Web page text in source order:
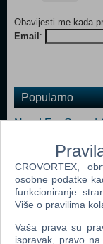
Obavijesti me kada
Email :
Popularno
Need For Speed
Need For Speed
Need For Speed
Need For Speed
Need For Speed
Need For Speed
CROVORTEX,
osobne podatke
funkcioniranje
Više o pravilima
Vaša prava su
ispravak, pravo